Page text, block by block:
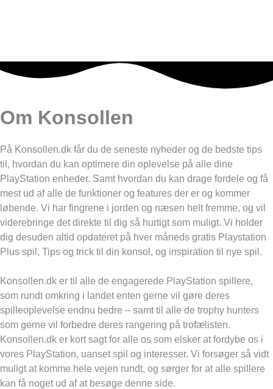
Om Konsollen
På Konsollen.dk får du de seneste nyheder og de bedste tips
til, hvordan du kan optimere din oplevelse på alle dine
PlayStation enheder. Samt hvordan du kan drage fordele og få
mest ud af alle de funktioner og features der er og kommer
løbende. Vi har fingrene i jorden og næsen helt fremme, og vil
viderebringe det direkte til dig så hurtigt som muligt. Vi holder
dig desuden altid opdateret på hver måneds gratis Playstation
Plus spil, Tips og trick til din konsol, og inspiration til nye spil.
Konsollen.dk er til alle de engagerede PlayStation spillere,
som rundt omkring i landet enten gerne vil gøre deres
spilleoplevelse endnu bedre – samt til alle de trophy hunters
som gerne vil forbedre deres rangering på trofælisten.
Konsollen.dk er kort sagt for alle os som elsker at fordybe os i
vores PlayStation, uanset spil og interesser. Vi forsøger så vidt
muligt at komme hele vejen rundt, og sørger for at alle spillere
kan få noget ud af at besøge denne side.